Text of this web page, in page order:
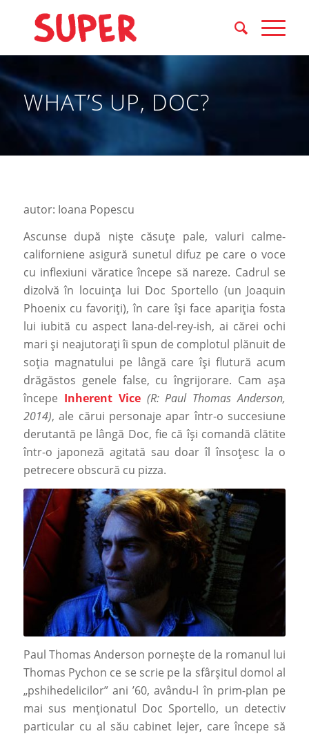
WHAT’S UP, DOC?
autor: Ioana Popescu
Ascunse după niște căsuțe pale, valuri calme-
californiene asigură sunetul difuz pe care o voce
cu inflexiuni văratice începe să nareze. Cadrul se
dizolvă în locuința lui Doc Sportello (un Joaquin
Phoenix cu favoriți), în care își face apariția fosta
lui iubită cu aspect lana-del-rey-ish, ai cărei ochi
mari și neajutorați îi spun de complotul plănuit de
soția magnatului pe lângă care își flutură acum
drăgăstos genele false, cu îngrijorare. Cam așa
începe Inherent Vice (R: Paul Thomas Anderson,
2014), ale cărui personaje apar într-o succesiune
derutantă pe lângă Doc, fie că își comandă clătite
într-o japoneză agitată sau doar îl însoțesc la o
petrecere obscură cu pizza.
Paul Thomas Anderson pornește de la romanul lui
Thomas Pychon ce se scrie pe la sfârșitul domol al
„pshihedelicilor” ani ’60, avându-l în prim-plan pe
mai sus menționatul Doc Sportello, un detectiv
particular cu al său cabinet lejer, care începe să